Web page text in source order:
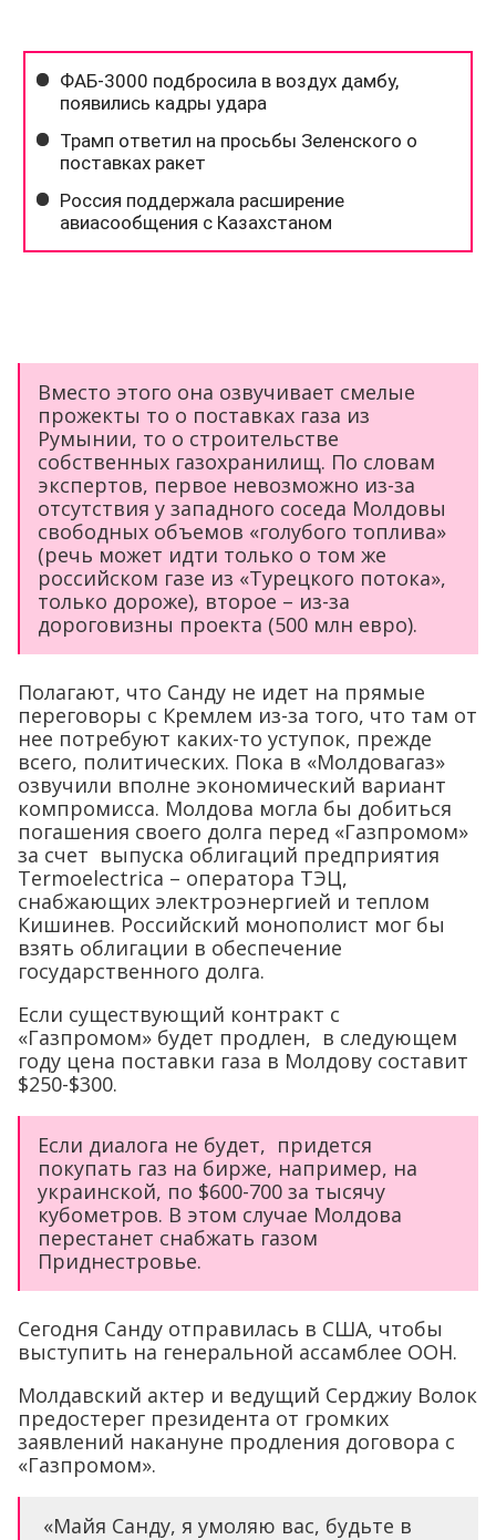
Вместо этого она озвучивает смелые
прожекты то о поставках газа из
Румынии, то о строительстве
собственных газохранилищ. По словам
экспертов, первое невозможно из-за
отсутствия у западного соседа Молдовы
свободных объемов «голубого топлива»
(речь может идти только о том же
российском газе из «Турецкого потока»,
только дороже), второе – из-за
дороговизны проекта (500 млн евро).
Полагают, что Санду не идет на прямые
переговоры с Кремлем из-за того, что там от
нее потребуют каких-то уступок, прежде
всего, политических. Пока в «Молдовагаз»
озвучили вполне экономический вариант
компромисса. Молдова могла бы добиться
погашения своего долга перед «Газпромом»
за счет выпуска облигаций предприятия
Termoelectrica – оператора ТЭЦ,
снабжающих электроэнергией и теплом
Кишинев. Российский монополист мог бы
взять облигации в обеспечение
государственного долга.
Если существующий контракт с
«Газпромом» будет продлен, в следующем
году цена поставки газа в Молдову составит
$250-$300.
Если диалога не будет, придется
покупать газ на бирже, например, на
украинской, по $600-700 за тысячу
кубометров. В этом случае Молдова
перестанет снабжать газом
Приднестровье.
Сегодня Санду отправилась в США, чтобы
выступить на генеральной ассамблее ООН.
Молдавский актер и ведущий Серджиу Волок
предостерег президента от громких
заявлений накануне продления договора с
«Газпромом».
«Майя Санду, я умоляю вас, будьте в